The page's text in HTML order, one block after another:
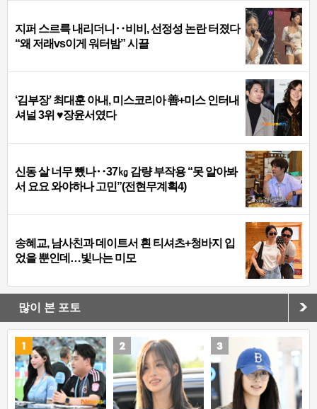
지퍼 스르륵 내리더니‥비비, 선정성 논란 터졌다
“왜 저래vs이게 워터밤” 시끌
‘김부장’ 최대훈 아내, 미스코리아 善+미스 인터내
셔널 3위 ♥장윤서였다
신동 살 너무 뺐나‥37㎏ 감량 부작용 “못 알아봐
서 요요 와야하나 고민”(전현무계획4)
송혜교, 남사친과 데이트서 흰 티셔츠+청바지 입
었을 뿐인데…빛나는 미모
많이 본 포토